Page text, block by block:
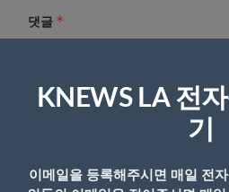
댓글 *
KNEWS LA 전
기
이메일을 등록해주시면 매일 전